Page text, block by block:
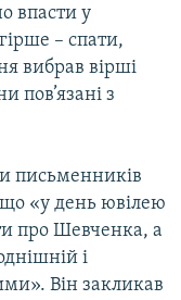
впасти у
– спати,
вибрав вірші
пов’язані з
письменників
«у день ювілею
про Шевченка, а
і
Він закликав